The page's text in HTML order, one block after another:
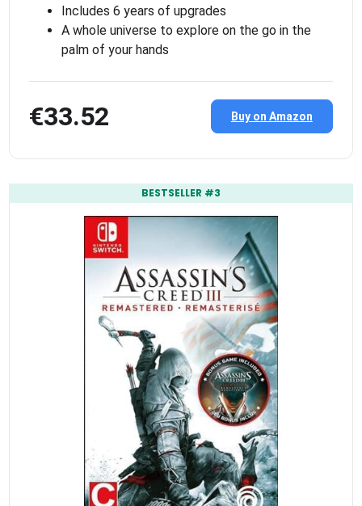
Includes 6 years of upgrades
A whole universe to explore on the go in the
palm of your hands
€33.52 Buy on Amazon
BESTSELLER #3